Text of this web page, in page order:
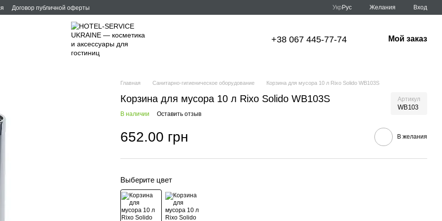
Договор публичной оферты Укр Рус Желания Вход
+38 067 445-77-74 Мой заказ
Главная Санитарно-гигиеническое оборудование Корзина для мусора 10 л Rixo Solido WB103S
Корзина для мусора 10 л Rixo Solido WB103S Артикул
WB103
В наличии Оставить отзыв
652.00 грн В желания
Выберите цвет